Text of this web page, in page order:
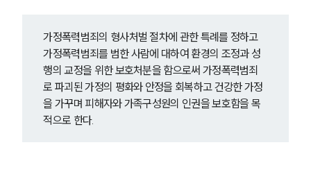
가정폭력범죄의 형사처벌 절차에 관한 특례를 정하고
가정폭력범죄를 범한 사람에 대하여 환경의 조정과 성
행의 교정을 위한 보호처분을 함으로써 가정폭력범죄
로 파괴된 가정의 평화와 안정을 회복하고 건강한 가정
을 가꾸며 피해자와 가족구성원의 인권을 보호함을 목
적으로 한다.